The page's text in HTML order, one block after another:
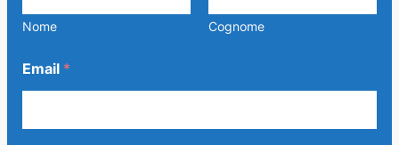
G
R
Nome Cognome
Email *